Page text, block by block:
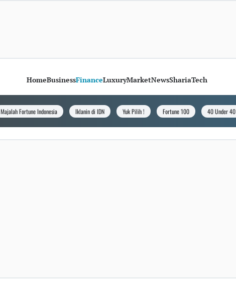
HomeBusinessFinanceLuxuryMarketNewsShariaTech
Majalah Fortune Indonesia Iklanin di IDN Yuk Pilih ! Fortune 100 40 Under 40